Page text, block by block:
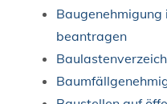
beantragen